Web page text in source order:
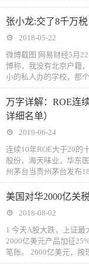
张小龙:交了8千万
2018-05-22
微博截图 网易财经5月
博称，我没有北京户籍
小的私人办的学校，那
万字详解：ROE连
详细名单）
2019-06-24
连续10年ROE大于20的
股份，海天味业，华东
州茅台当贵州茅台发布
美国对华2000亿关
2018-08-02
1 今天A股大跌，上证
2000亿美元产品加征
笔账。 2000亿美元，按